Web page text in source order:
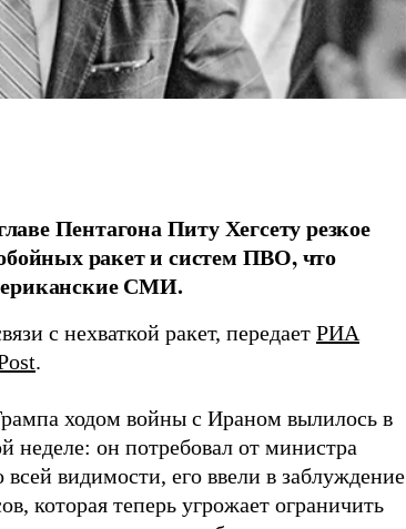
Пентагона Питу Хегсету резкое
ракет и систем ПВО, что
СМИ.
с нехваткой ракет, передает РИА
.
ходом войны с Ираном вылилось в
он потребовал от министра
видимости, его ввели в заблуждение
которая теперь угрожает ограничить